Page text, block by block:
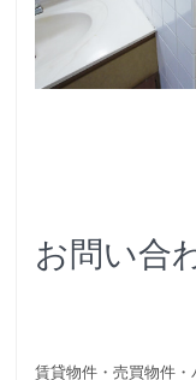
お問い合
賃貸物件・売買物件